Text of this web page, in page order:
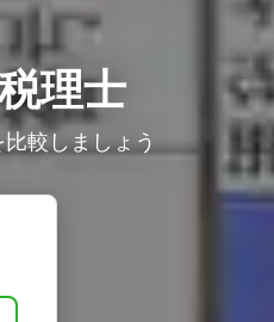
理士
較しましょう